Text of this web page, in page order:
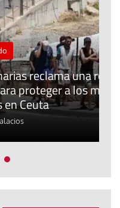
una respuesta
los menores